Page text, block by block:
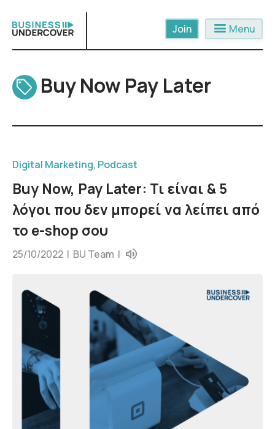
content
menu Menu
Buy Now Pay Later
Digital Marketing, Podcast
Buy Now, Pay Later: Τι είναι & 5
λόγοι που δεν μπορεί να λείπει από
το e-shop σου
25/10/2022 | BU Team |